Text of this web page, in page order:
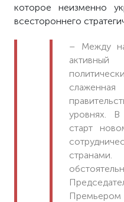
которое неизменно
всестороннего
– Между
уровнях.
старт